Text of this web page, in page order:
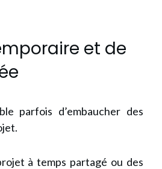
et de
parfois d’embaucher des
à temps partagé ou des